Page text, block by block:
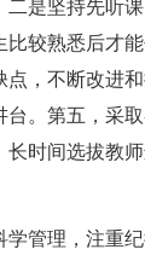
是坚持先听
较熟悉后才
，不断改进
。第五，采
时间选拔教
管理，注重